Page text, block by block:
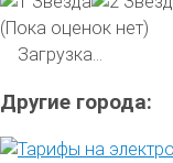
(Пока оценок нет)
Загрузка...
Другие города: